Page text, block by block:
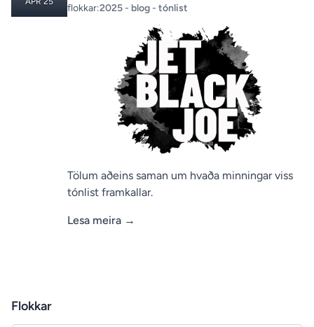
Categories:
flokkar:2025 - blog - tónlist
Tölum aðeins saman um hvaða minningar viss
tónlist framkallar.
Lesa meira →
Flokkar